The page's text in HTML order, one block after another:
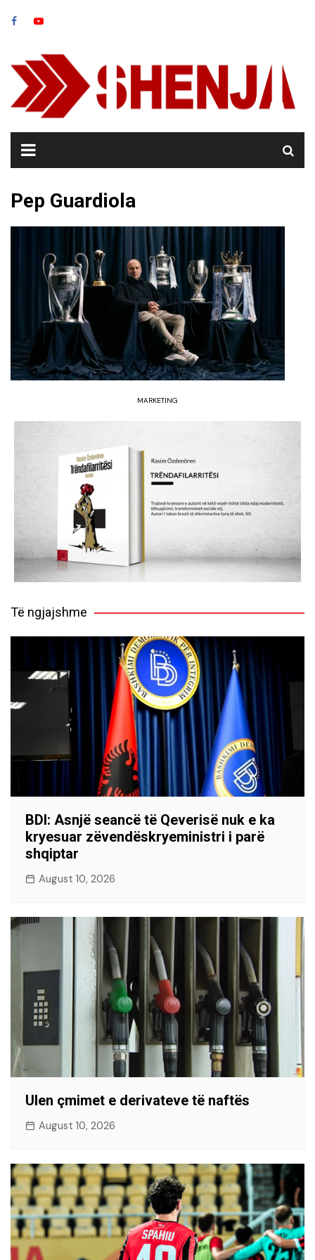
Pep Guardiola
MARKETING
Të ngjajshme
BDI: Asnjë seancë të Qeverisë nuk e ka
kryesuar zëvendëskryeministri i parë
shqiptar
August 10, 2026
Ulen çmimet e derivateve të naftës
August 10, 2026